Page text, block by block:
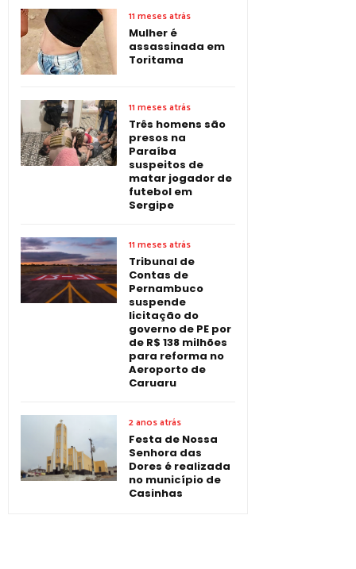
11 meses atrás
Mulher é
assassinada em
Toritama
11 meses atrás
Três homens são
presos na
Paraíba
suspeitos de
matar jogador de
futebol em
Sergipe
11 meses atrás
Tribunal de
Contas de
Pernambuco
suspende
licitação do
governo de PE por
de R$ 138 milhões
para reforma no
Aeroporto de
Caruaru
2 anos atrás
Festa de Nossa
Senhora das
Dores é realizada
no município de
Casinhas